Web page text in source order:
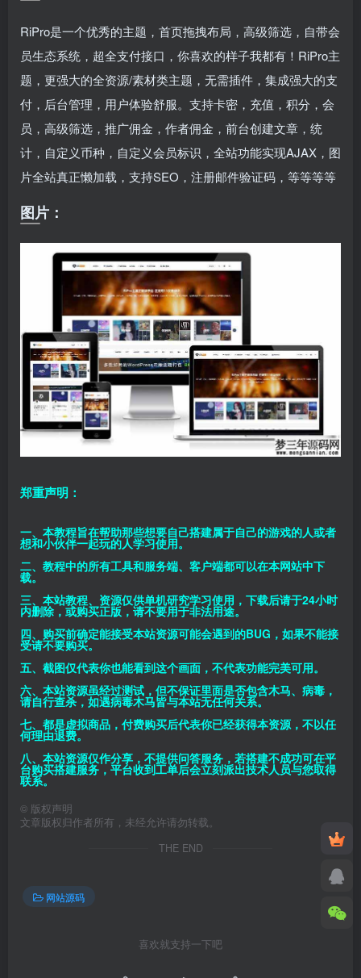
RiPro是一个优秀的主题，首页拖拽布局，高级筛选，自带会
员生态系统，超全支付接口，你喜欢的样子我都有！ RiPro主
题，更强大的全资源/素材类主题，无需插件，集成强大的支
付，后台管理，用户体验舒服。支持卡密，充值，积分，会
员，高级筛选，推广佣金，作者佣金，前台创建文章，统
计，自定义币种，自定义会员标识，全站功能实现AJAX，图
片全站真正懒加载，支持SEO，注册邮件验证码，等等等等
图片：
郑重声明：
一、本教程旨在帮助那些想要自己搭建属于自己的游戏的人或者
想和小伙伴一起玩的人学习使用。
二、教程中的所有工具和服务端、客户端都可以在本网站中下
载。
三、本站教程、资源仅供单机研究学习使用，下载后请于24小时
内删除，或购买正版，请不要用于非法用途。
四、购买前确定能接受本站资源可能会遇到的BUG，如果不能接
受请不要购买。
五、截图仅代表你也能看到这个画面，不代表功能完美可用。
六、本站资源虽经过测试，但不保证里面是否包含木马、病毒，
请自行查杀，如遇病毒木马皆与本站无任何关系。
七、都是虚拟商品，付费购买后代表你已经获得本资源，不以任
何理由退费。
八、本站资源仅作分享，不提供问答服务，若搭建不成功可在平
台购买搭建服务，平台收到工单后会立刻派出技术人员与您取得
联系。
© 版权声明
文章版权归作者所有，未经允许请勿转载。
THE END
网站源码
喜欢就支持一下吧